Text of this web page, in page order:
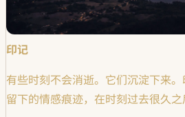
印记
有些时刻不会消逝。它们沉淀下来
留下的情感痕迹，在时刻过去很久之